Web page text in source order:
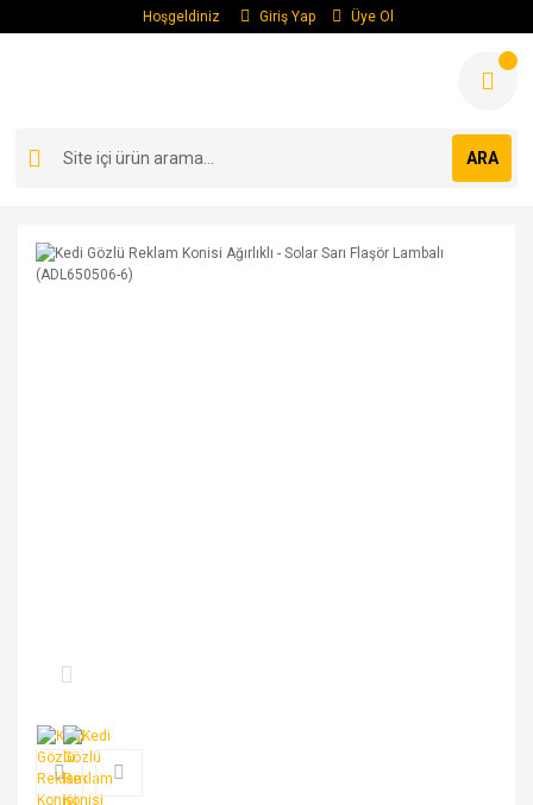
Hoşgeldiniz Giriş Yap Üye Ol
ARA